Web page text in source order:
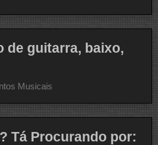
de guitarra, baixo,
Musicais
Tá Procurando por: